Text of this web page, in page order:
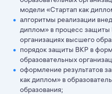
модели «Стартап как
алгоритмы реализации
диплом» в процесс защиты
организациях высшего
порядок защиты ВКР в
образовательных
оформление результатов
как диплом» в
образования;